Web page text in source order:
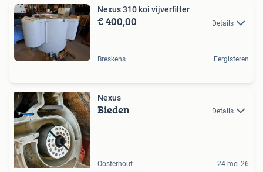
Nexus 310 koi vijverfilter
€ 400,00 Details
Breskens Eergisteren
Nexus
Bieden Details
Oosterhout 24 mei 26